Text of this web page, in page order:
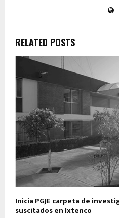
RELATED POSTS
Inicia PGJE carpeta de
suscitados en Ixtenco